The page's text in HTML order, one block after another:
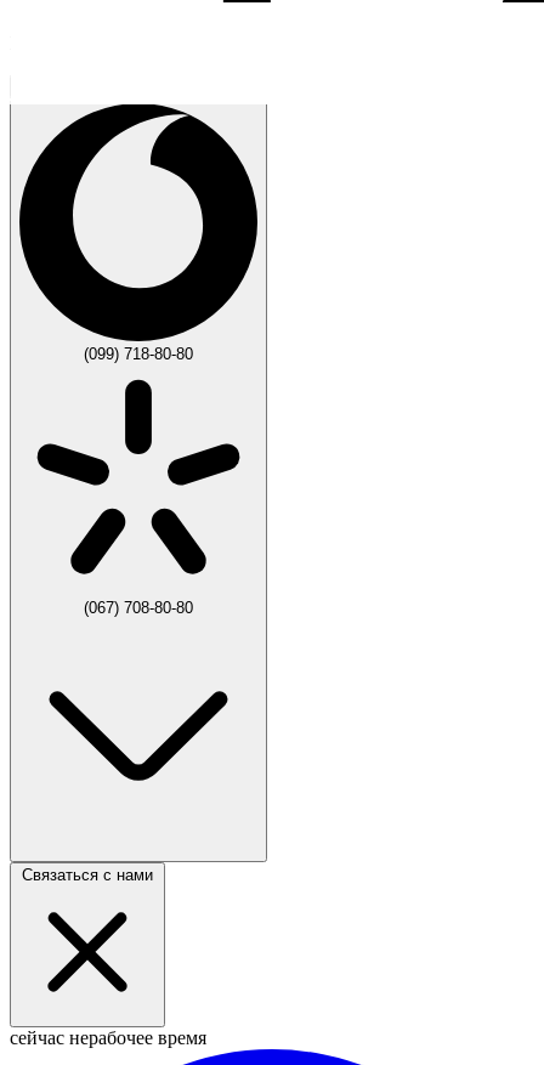
(099) 718-80-80
(067) 708-80-80
Связаться с нами
сейчас нерабочее время